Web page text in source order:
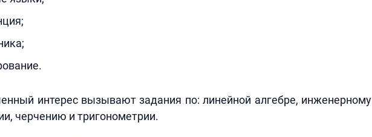
интерес вызывают задания по: линейной алгебре, инженерному
черчению и тригонометрии.